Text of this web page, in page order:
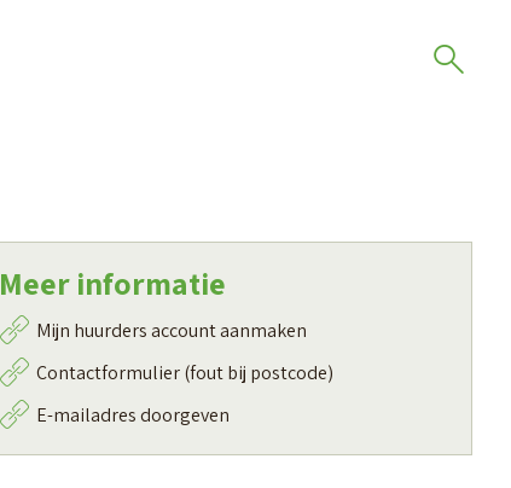
Meer informatie
Mijn huurders account aanmaken
Contactformulier (fout bij postcode)
E-mailadres doorgeven